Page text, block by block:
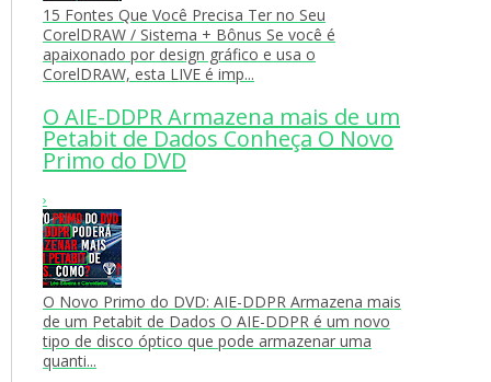
15 Fontes Que Você Precisa Ter no Seu
CorelDRAW / Sistema + Bônus Se você é
apaixonado por design gráfico e usa o
CorelDRAW, esta LIVE é imp...
O AIE-DDPR Armazena mais de um
Petabit de Dados Conheça O Novo
Primo do DVD
›
O Novo Primo do DVD: AIE-DDPR Armazena mais
de um Petabit de Dados O AIE-DDPR é um novo
tipo de disco óptico que pode armazenar uma
quanti...